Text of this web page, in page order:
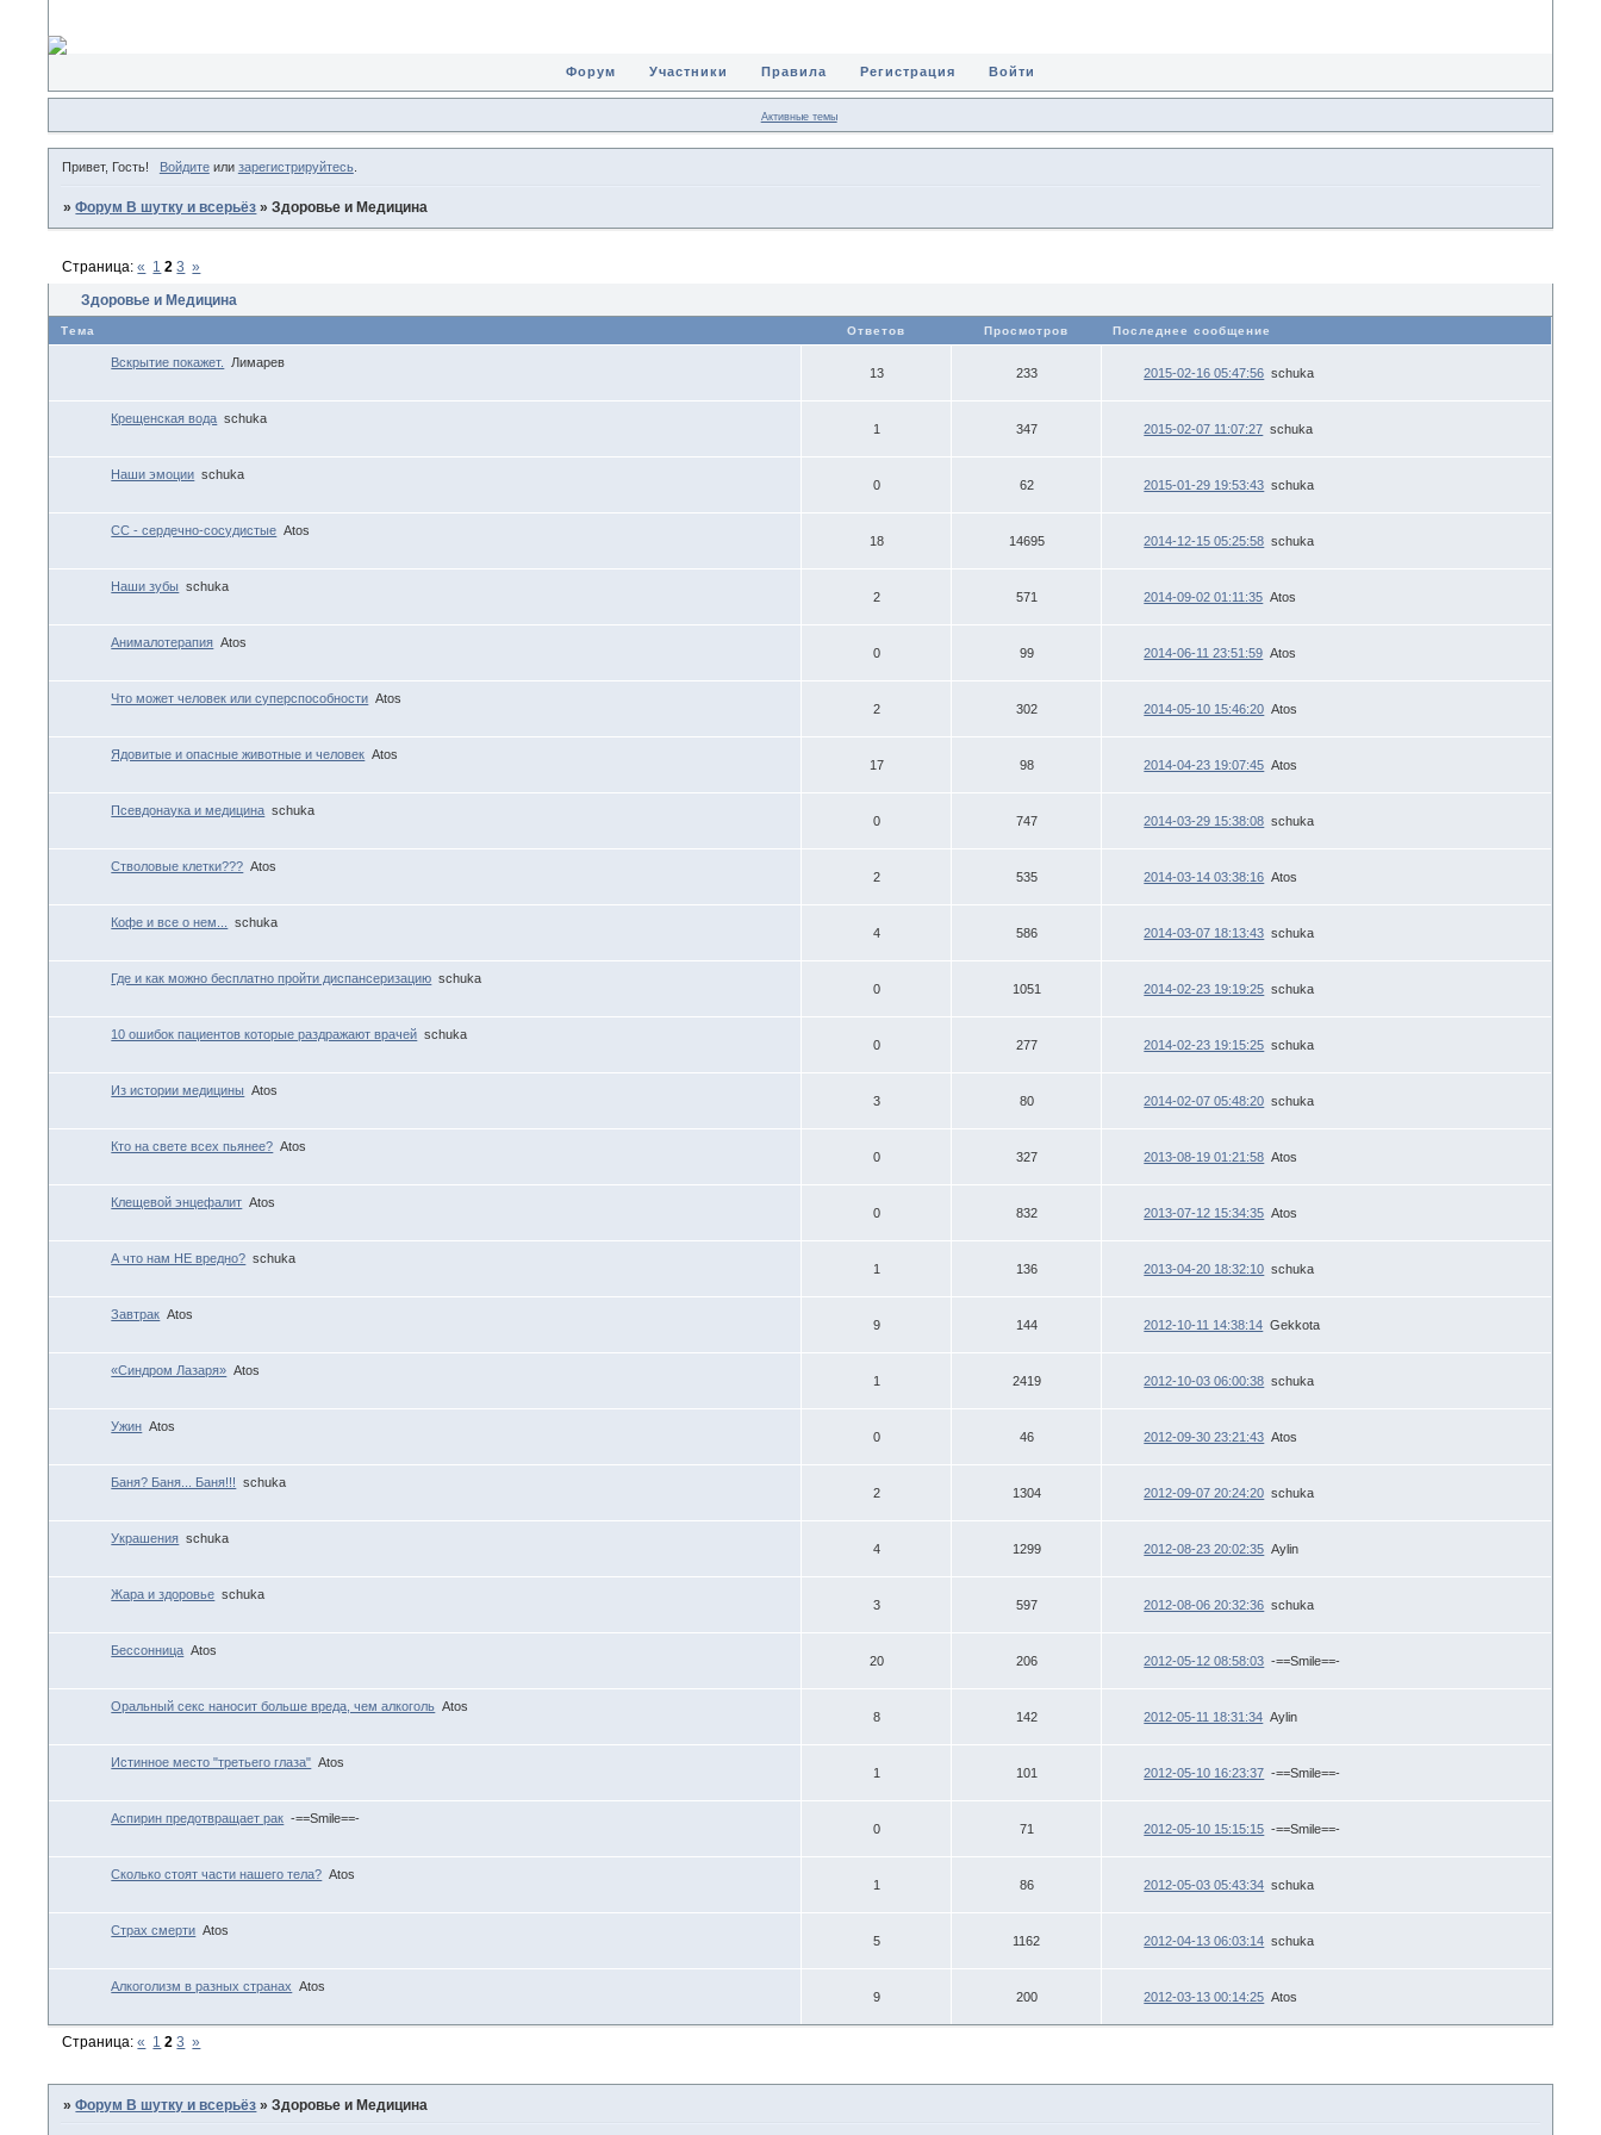
Форум Участники Правила Регистрация Войти
Активные темы
Привет, Гость! Войдитеили зарегистрируйтесь.
»Форум В шутку и всерьёз »Здоровье и Медицина
Здоровье и Медицина
Страница:« 1 2 3 »
Тема Ответов Просмотров Последнее сообщение
Вскрытие покажет. Лимарев
13 233 2015-02-16 05:47:56 schuka
Крещенская вода schuka
1 347 2015-02-07 11:07:27 schuka
Наши эмоции schuka
0 62 2015-01-29 19:53:43 schuka
СС - сердечно-сосудистые Atos
18 14695 2014-12-15 05:25:58 schuka
Наши зубы schuka
2 571 2014-09-02 01:11:35 Atos
Анималотерапия Atos
0 99 2014-06-11 23:51:59 Atos
Что может человек или суперспособности Atos
2 302 2014-05-10 15:46:20 Atos
Ядовитые и опасные животные и человек Atos
17 98 2014-04-23 19:07:45 Atos
Псевдонаука и медицина schuka
0 747 2014-03-29 15:38:08 schuka
Стволовые клетки??? Atos
2 535 2014-03-14 03:38:16 Atos
Кофе и все о нем... schuka
4 586 2014-03-07 18:13:43 schuka
Где и как можно бесплатно пройти диспансеризацию schuka
0 1051 2014-02-23 19:19:25 schuka
10 ошибок пациентов которые раздражают врачей schuka
0 277 2014-02-23 19:15:25 schuka
Из истории медицины Atos
3 80 2014-02-07 05:48:20 schuka
Кто на свете всех пьянее? Atos
0 327 2013-08-19 01:21:58 Atos
Клещевой энцефалит Atos
0 832 2013-07-12 15:34:35 Atos
А что нам НЕ вредно? schuka
1 136 2013-04-20 18:32:10 schuka
Завтрак Atos
9 144 2012-10-11 14:38:14 Gekkota
«Синдром Лазаря» Atos
1 2419 2012-10-03 06:00:38 schuka
Ужин Atos
0 46 2012-09-30 23:21:43 Atos
Баня? Баня... Баня!!! schuka
2 1304 2012-09-07 20:24:20 schuka
Украшения schuka
4 1299 2012-08-23 20:02:35 Aylin
Жара и здоровье schuka
3 597 2012-08-06 20:32:36 schuka
Бессонница Atos
20 206 2012-05-12 08:58:03 -==Smile==-
Оральный секс наносит больше вреда, чем алкоголь Atos
8 142 2012-05-11 18:31:34 Aylin
Истинное место "третьего глаза" Atos
1 101 2012-05-10 16:23:37 -==Smile==-
Аспирин предотвращает рак -==Smile==-
0 71 2012-05-10 15:15:15 -==Smile==-
Сколько стоят части нашего тела? Atos
1 86 2012-05-03 05:43:34 schuka
Страх смерти Atos
5 1162 2012-04-13 06:03:14 schuka
Алкоголизм в разных странах Atos
9 200 2012-03-13 00:14:25 Atos
Страница:« 1 2 3 »
»Форум В шутку и всерьёз »Здоровье и Медицина